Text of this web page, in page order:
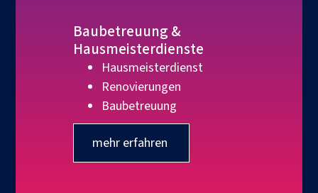
Baubetreuung &
Hausmeisterdienste
Hausmeisterdienst
Renovierungen
Baubetreuung
mehr erfahren